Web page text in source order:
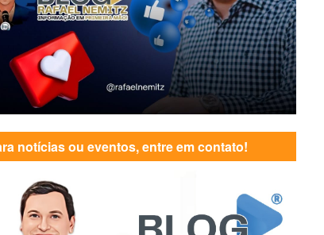
notícias ou eventos, entre em contato!